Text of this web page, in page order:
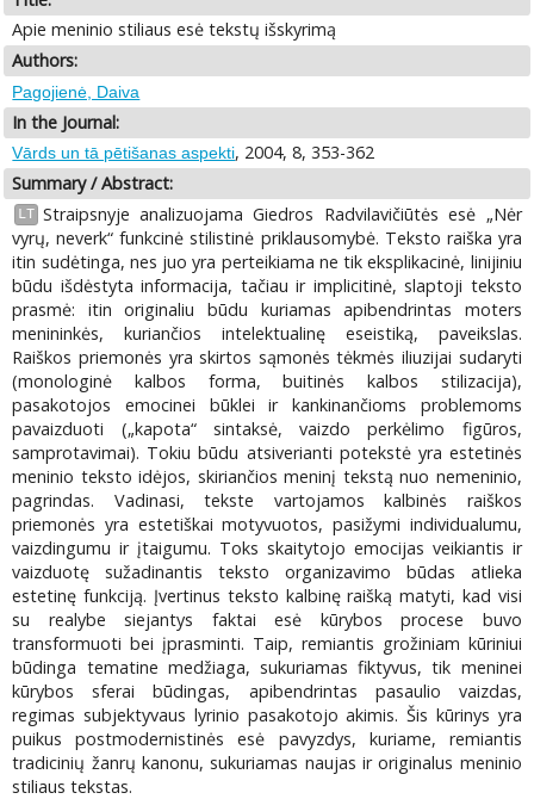
Apie meninio stiliaus esė tekstų išskyrimą
Authors:
Pagojienė, Daiva
In the Journal:
Vārds un tā pētišanas aspekti, 2004, 8, 353-362
Summary / Abstract:
LT Straipsnyje analizuojama Giedros Radvilavičiūtės esė „Nėr
vyrų, neverk“ funkcinė stilistinė priklausomybė. Teksto raiška yra
itin sudėtinga, nes juo yra perteikiama ne tik eksplikacinė, linijiniu
būdu išdėstyta informacija, tačiau ir implicitinė, slaptoji teksto
prasmė: itin originaliu būdu kuriamas apibendrintas moters
menininkės, kuriančios intelektualinę eseistiką, paveikslas.
Raiškos priemonės yra skirtos sąmonės tėkmės iliuzijai sudaryti
(monologinė kalbos forma, buitinės kalbos stilizacija),
pasakotojos emocinei būklei ir kankinančioms problemoms
pavaizduoti („kapota“ sintaksė, vaizdo perkėlimo figūros,
samprotavimai). Tokiu būdu atsiverianti potekstė yra estetinės
meninio teksto idėjos, skiriančios meninį tekstą nuo nemeninio,
pagrindas. Vadinasi, tekste vartojamos kalbinės raiškos
priemonės yra estetiškai motyvuotos, pasižymi individualumu,
vaizdingumu ir įtaigumu. Toks skaitytojo emocijas veikiantis ir
vaizduotę sužadinantis teksto organizavimo būdas atlieka
estetinę funkciją. Įvertinus teksto kalbinę raišką matyti, kad visi
su realybe siejantys faktai esė kūrybos procese buvo
transformuoti bei įprasminti. Taip, remiantis grožiniam kūriniui
būdinga tematine medžiaga, sukuriamas fiktyvus, tik meninei
kūrybos sferai būdingas, apibendrintas pasaulio vaizdas,
regimas subjektyvaus lyrinio pasakotojo akimis. Šis kūrinys yra
puikus postmodernistinės esė pavyzdys, kuriame, remiantis
tradicinių žanrų kanonu, sukuriamas naujas ir originalus meninio
stiliaus tekstas.